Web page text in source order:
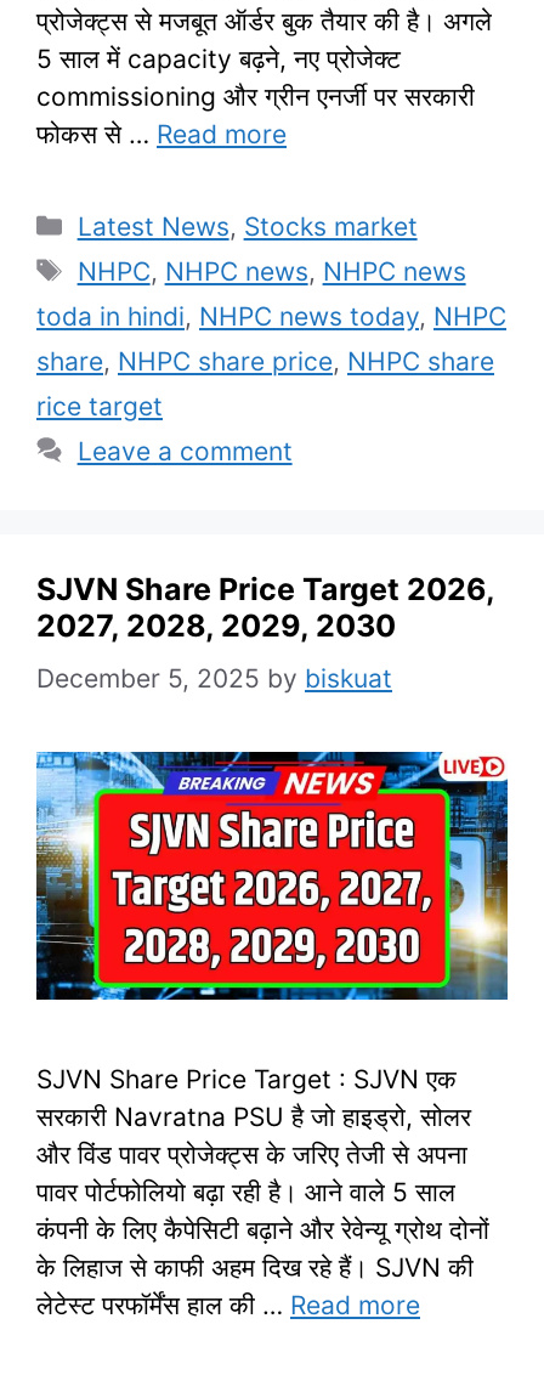
प्रोजेक्ट्स से मजबूत ऑर्डर बुक तैयार की है। अगले
5 साल में capacity बढ़ने, नए प्रोजेक्ट
commissioning और ग्रीन एनर्जी पर सरकारी
फोकस से … Read more
Categories
Latest News, Stocks market
Tags
NHPC, NHPC news, NHPC news
toda in hindi, NHPC news today, NHPC
share, NHPC share price, NHPC share
rice target
Leave a comment
SJVN Share Price Target 2026,
2027, 2028, 2029, 2030
December 5, 2025 by biskuat
SJVN Share Price Target : SJVN एक
सरकारी Navratna PSU है जो हाइड्रो, सोलर
और विंड पावर प्रोजेक्ट्स के जरिए तेजी से अपना
पावर पोर्टफोलियो बढ़ा रही है। आने वाले 5 साल
कंपनी के लिए कैपेसिटी बढ़ाने और रेवेन्यू ग्रोथ दोनों
के लिहाज से काफी अहम दिख रहे हैं। SJVN की
लेटेस्ट परफॉर्मेंस हाल की … Read more